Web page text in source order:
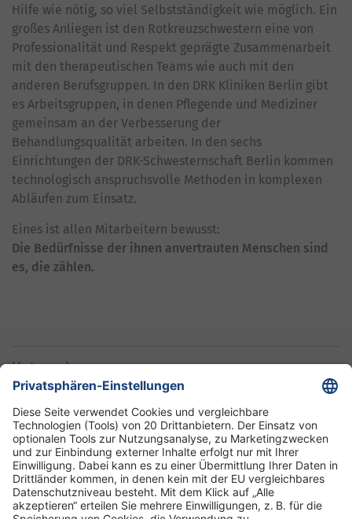
Hilfe wie nötig, so viel Selbstständigkeit wie möglich. Ein
großes Anliegen ist den Rotkreuzschwestern eine von
Professionalität und Respekt geprägte Zusammenarbeit
mit den therapeutischen Teams wie auch mit den
anderen Berufsgruppen. In den DRK Kliniken Berlin gibt
es Arbeitsgruppen, in denen Pflegende und Mediziner
gemeinsam an der Verbesserung der
Behandlungsqualität arbeiten. In den sechs
Einrichtungen der DRK-Schwesternschaft Berlin kommen
technologisch anspruchsvolle Methoden in komplexen
Abläufen zum Einsatz.
Eines ist allen Mitarbeitern bewusst:
Die Bedürfnisse der ihnen anvertrauten Menschen sind
es, die zählen.
Unternehmen
Informationen
Standorte
DRK-Schwesternschaft Berlin